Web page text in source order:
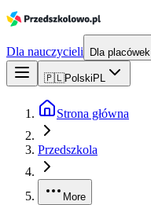
Dla nauczycieli Dla placówek
🇵🇱Polski PL
Strona główna
Przedszkola
More